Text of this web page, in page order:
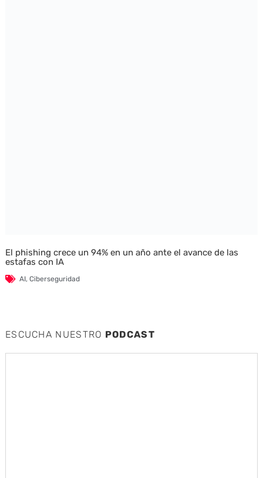
El phishing crece un 94% en un año ante el avance de las
estafas con IA
AI, Ciberseguridad
ESCUCHA NUESTRO PODCAST